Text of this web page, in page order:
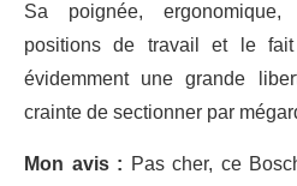
Sa poignée,
positions de travail et le
évidemment une grande
crainte de sectionner par
Mon avis : Pas cher, ce